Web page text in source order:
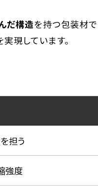
だ構造を持つ包装材で
現しています。
担う
強度